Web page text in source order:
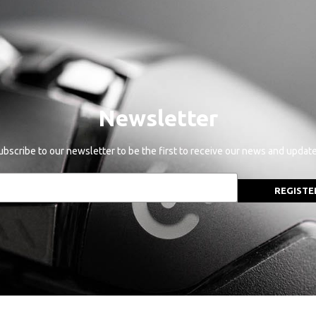
Newsletter
to our newsletter to be the first to receive our news and